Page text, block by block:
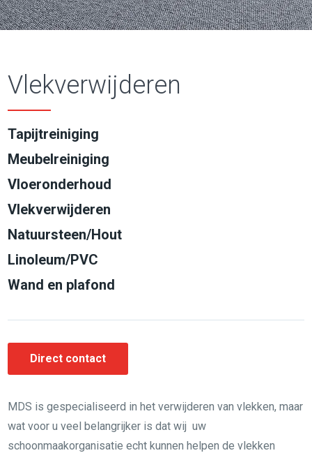
Vlekverwijderen
Tapijtreiniging
Meubelreiniging
Vloeronderhoud
Vlekverwijderen
Natuursteen/Hout
Linoleum/PVC
Wand en plafond
Direct contact
MDS is gespecialiseerd in het verwijderen van vlekken, maar
wat voor u veel belangrijker is dat wij uw
schoonmaakorganisatie echt kunnen helpen de vlekken